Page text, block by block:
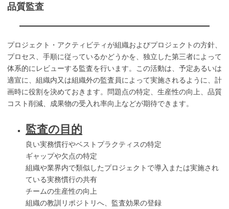
品質監査
プロジェクト・アクティビティが組織およびプロジェクトの方針、
プロセス、手順に従っているかどうかを、独立した第三者によって
体系的にレビューする監査を行います。この活動は、予定あるいは
適宣に、組織内又は組織外の監査員によって実施されるように、計
画時に役割を決めておきます。問題点の特定、生産性の向上、品質
コスト削減、成果物の受入れ率向上などが期待できます。
監査の目的
良い実務慣行やベストプラクティスの特定
ギャップや欠点の特定
組織や業界内で類似したプロジェクトで導入または実施され
ている実務慣行の共有
チームの生産性の向上
組織の教訓リポジトリへ、監査効果の登録